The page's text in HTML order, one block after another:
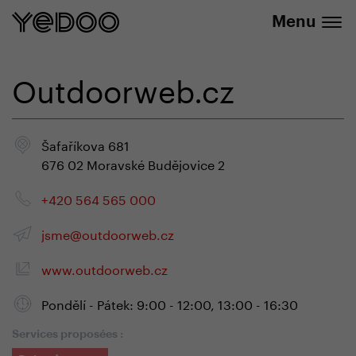
Menu
Outdoorweb.cz
Šafaříkova 681
676 02 Moravské Budějovice 2
+420 564 565 000
jsme@outdoorweb.cz
www.outdoorweb.cz
Pondělí - Pátek: 9:00 - 12:00, 13:00 - 16:30
Services proposées :